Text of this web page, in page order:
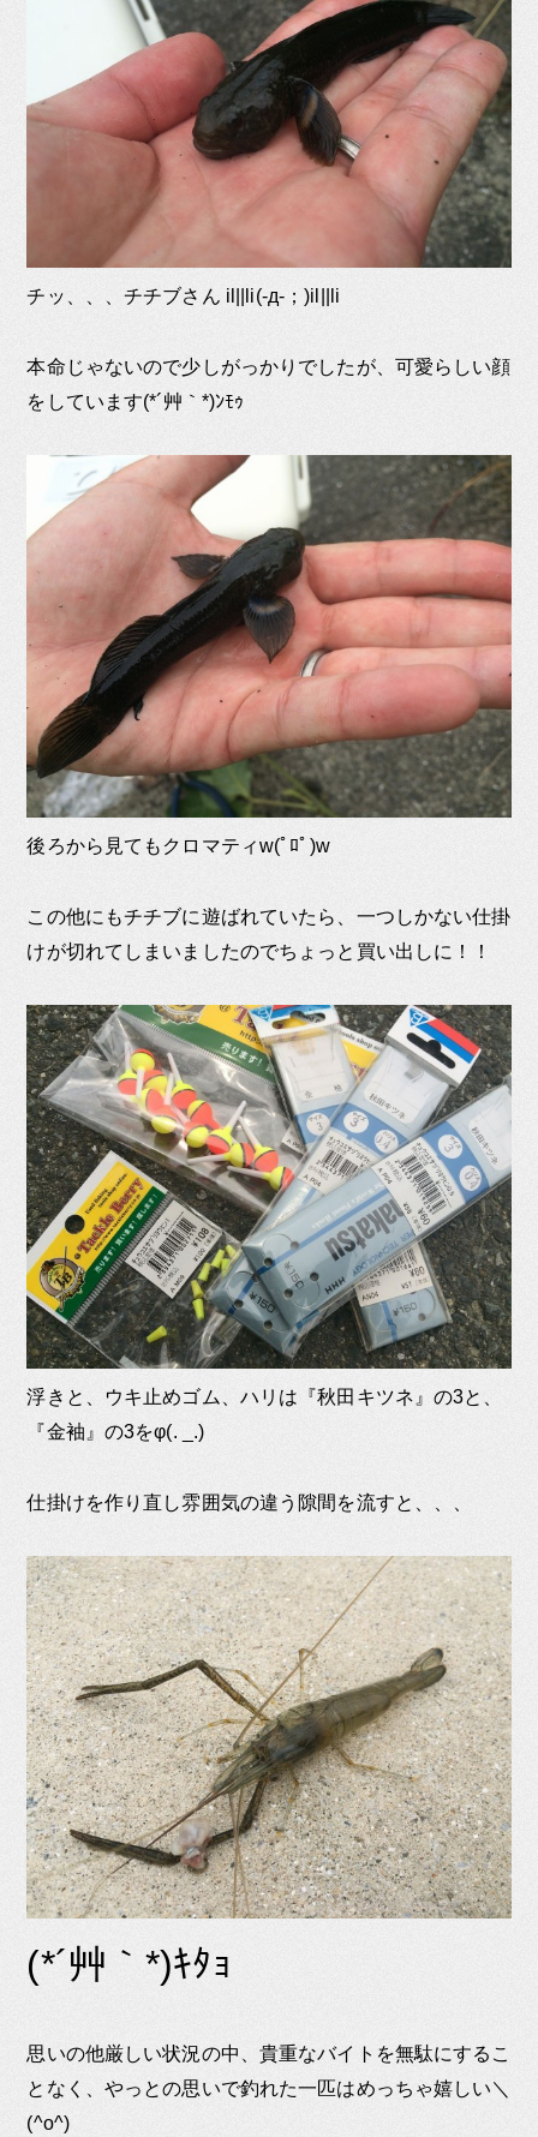
チッ、、、チチブさん il||li(-д-；)il||li
本命じゃないので少しがっかりでしたが、可愛らしい顔
をしています(*´艸｀*)ﾝﾓｩ
後ろから見てもクロマティw(ﾟﾛﾟ)w
この他にもチチブに遊ばれていたら、一つしかない仕掛
けが切れてしまいましたのでちょっと買い出しに！！
浮きと、ウキ止めゴム、ハリは『秋田キツネ』の3と、
『金袖』の3をφ(. _.)
仕掛けを作り直し雰囲気の違う隙間を流すと、、、
(*´艸｀*)ｷﾀｮ
思いの他厳しい状況の中、貴重なバイトを無駄にするこ
となく、やっとの思いで釣れた一匹はめっちゃ嬉しい＼
(^o^)